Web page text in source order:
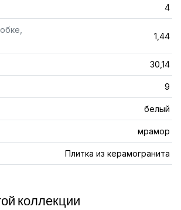
4
1,44
30,14
9
белый
мрамор
Плитка из керамогранита
коллекции